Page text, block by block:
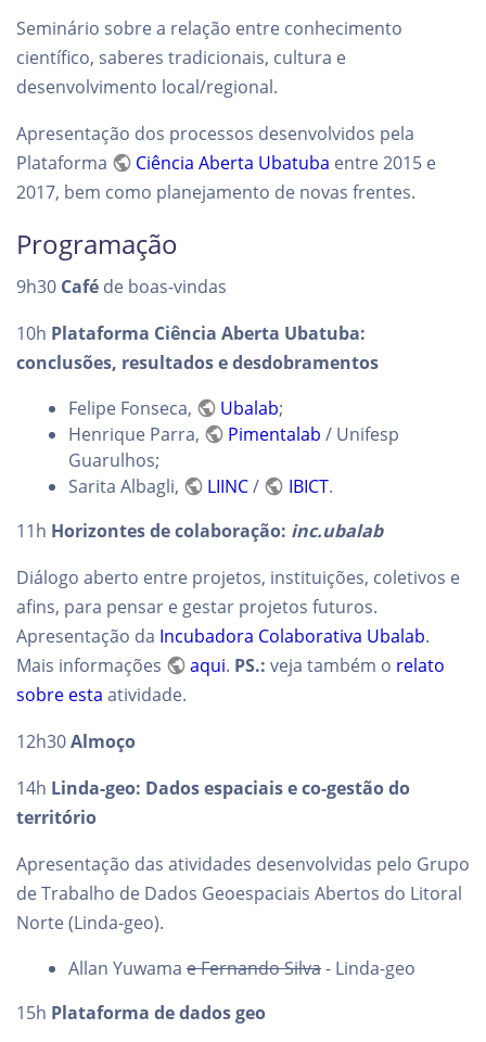
Seminário sobre a relação entre conhecimento
científico, saberes tradicionais, cultura e
desenvolvimento local/regional.
Apresentação dos processos desenvolvidos pela
Plataforma
Ciência Aberta Ubatuba entre 2015 e
2017, bem como planejamento de novas frentes.
Programação
9h30 Café de boas-vindas
10h Plataforma Ciência Aberta Ubatuba:
conclusões, resultados e desdobramentos
Felipe Fonseca,
Ubalab;
Henrique Parra,
Pimentalab / Unifesp
Guarulhos;
Sarita Albagli,
LIINC/ IBICT.
11h Horizontes de colaboração: inc.ubalab
Diálogo aberto entre projetos, instituições, coletivos e
afins, para pensar e gestar projetos futuros.
Apresentação da Incubadora Colaborativa Ubalab.
Mais informações
aqui. PS.: veja também o relato
sobre esta atividade.
12h30Almoço
14h Linda-geo: Dados espaciais e co-gestão do
território
Apresentação das atividades desenvolvidas pelo Grupo
de Trabalho de Dados Geoespaciais Abertos do Litoral
Norte (Linda-geo).
Allan Yuwama e Fernando Silva- Linda-geo
15h Plataforma de dados geo